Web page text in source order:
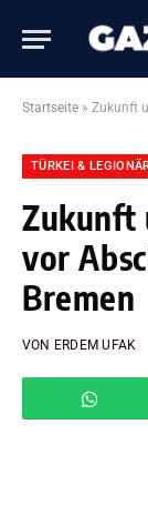
Startseite » Zukunft
TÜRKEI &
Zukunft
vor
Bremen
VON ERDEM UFAK